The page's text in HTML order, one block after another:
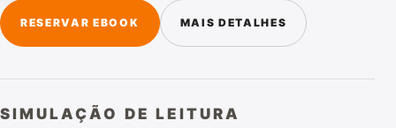
RESERVAR EBOOK MAIS DETALHES
SIMULAÇÃO DE LEITURA